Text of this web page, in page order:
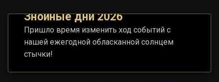
Знойные дни 2026
Пришло время изменить ход событий с
нашей ежегодной обласканной солнцем
стычки!